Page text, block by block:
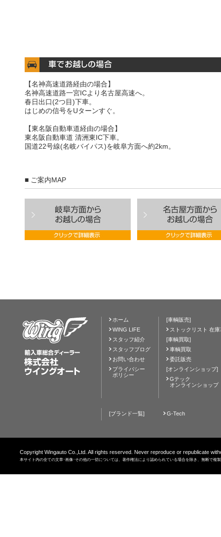
【名神高速道路経由の場合】
名神高速道路一宮ICより名古屋高速へ。
春日出口(2つ目)下車。
はじめの信号をUターンすぐ。
【東名阪自動車道経由の場合】
東名阪自動車道 清洲東IC下車。
国道22号線(名岐バイパス)を岐阜方面へ約2km。
■ ご案内MAP
ホーム
WING LIFE
スタッフ紹介
スタッフブログ
お問い合わせ
プライバシー
ポリシー
[車輌販売]
ストックリスト 在
[車輌買取]
車輌買取
委託販売
[オンラインショップ]
Gテック
オンラインショップ
[ブランド一覧] G-Tech
Copyright Wingauto Co.,Ltd. All rights reserved. Never reproduce or republicate
本サイト内の全ての文章･画像･その他の一切については、著作権法により認められている場合を除き、無断で複